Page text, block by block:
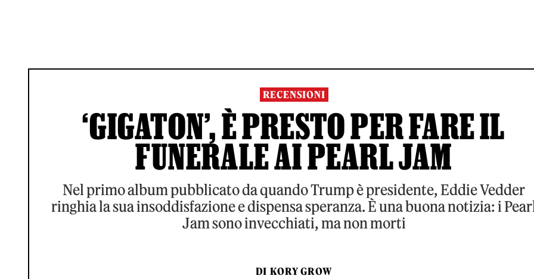
RECENSIONI
‘GIGATON’, È PRESTO PER FARE IL
FUNERALE AI PEARL JAM
Nel primo album pubblicato da quando Trump è presidente, Eddie Vedder
ringhia la sua insoddisfazione e dispensa speranza. È una buona notizia: i
Jam sono invecchiati, ma non morti
DI KORY GROW